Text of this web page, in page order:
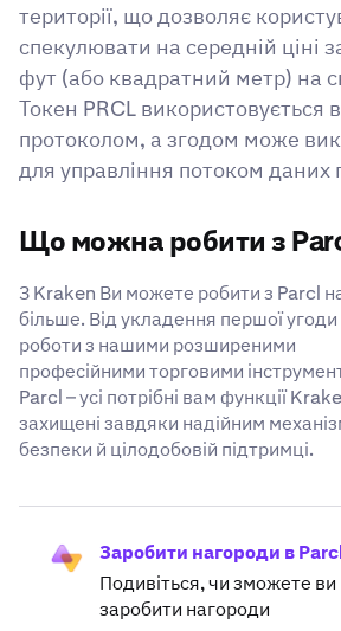
території, що дозволяє
спекулювати на середній ціні
фут (або квадратний метр) на
Токен PRCL використовується
протоколом, а згодом може
для управління потоком даних
Що можна робити з
З Kraken Ви можете робити з Parcl
більше. Від укладення першої
роботи з нашими розширеними
професійними торговими
Parcl – усі потрібні вам функції
захищені завдяки надійним
безпеки й цілодобовій підтримці.
Заробити нагороди в
Подивіться, чи зможете ви
заробити нагороди